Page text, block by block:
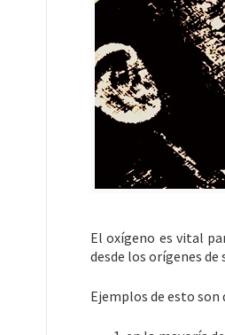
El oxígeno es vital
desde los orígenes
Ejemplos de esto son